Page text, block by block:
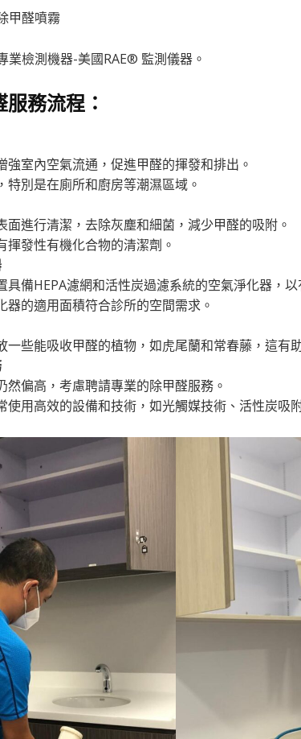
甲醛噴霧
業檢測機器-美國RAE®️ 監測儀器。
務流程：
強室內空氣流通，促進甲醛的揮發和排出。
特別是在廁所和廚房等潮濕區域。
面進行清潔，去除灰塵和細菌，減少甲醛的吸附。
揮發性有機化合物的清潔劑。
具備HEPA濾網和活性炭過濾系統的空氣淨化器，
器的適用面積符合診所的空間需求。
一些能吸收甲醛的植物，如虎尾蘭和常春藤，這有
然偏高，考慮聘請專業的除甲醛服務。
使用高效的設備和技術，如光觸媒技術、活性炭吸